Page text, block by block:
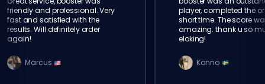
friendly and professional. Very
fast and satisfied with the
results. Will definitely order
again!
Marcus
player, completed the
short time. The score
amazing. thank u so
eloking!
Konno